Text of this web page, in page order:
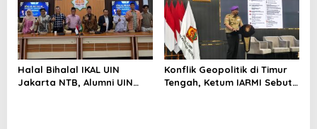
Halal Bihalal IKAL UIN
Jakarta NTB, Alumni UIN
Konflik Geopolitik di Timur
Tengah, Ketum IARMI Sebut